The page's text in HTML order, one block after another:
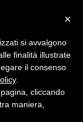
Registrazione
×
si avvalgono
finalità illustrate
il consenso
.
cliccando
maniera,